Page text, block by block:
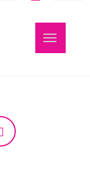
Navigation